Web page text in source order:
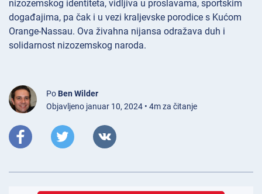
nizozemskog identiteta, vidljiva u proslavama, sportskim
događajima, pa čak i u vezi kraljevske porodice s Kućom
Orange-Nassau. Ova živahna nijansa odražava duh i
solidarnost nizozemskog naroda.
Po Ben Wilder
Objavljeno januar 10, 2024 • 4m za čitanje